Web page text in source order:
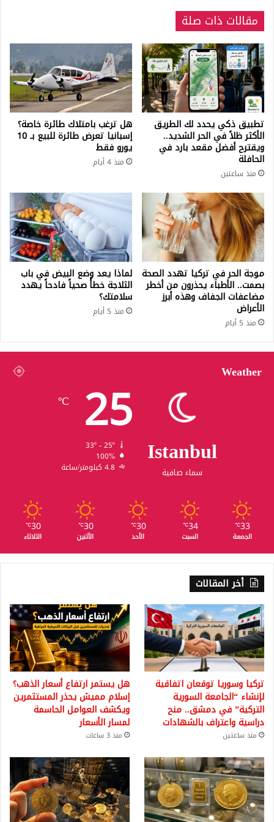
اليوم
الاثنين
مقالات ذات صلة
تطبيق ذكي يحدد لك الطريق
الأكثر ظلاً في الحر الشديد..
ويقترح أفضل مقعد بارد في
الحافلة
منذ ساعتين
هل ترغب بامتلاك طائرة خاصة؟
إسبانيا تعرض طائرة للبيع بـ 10
يورو فقط
منذ 4 أيام
موجة الحر في تركيا تهدد الصحة
بصمت.. الأطباء يحذرون من أخطر
مضاعفات الجفاف وهذه أبرز
الأعراض
منذ 5 أيام
لماذا يعد وضع البيض في باب
الثلاجة خطأً صحياً فادحاً يهدد
سلامتك؟
منذ 5 أيام
Weather
Istanbul
سماء صافية
25
℃
33º - 25º
100%
4.8 كيلومتر/ساعة
33
℃
الجمعة
34
℃
السبت
30
℃
الأحد
30
℃
الأثنين
30
℃
الثلاثاء
أخر المقالات
تركيا وسوريا توقعان اتفاقية
لإنشاء “الجامعة السورية
التركية” في دمشق.. منح
دراسية واعتراف بالشهادات
منذ ساعتين
هل يستمر ارتفاع أسعار الذهب؟
إسلام مميش يحذر المستثمرين
ويكشف العوامل الحاسمة
لمسار الأسعار
منذ 3 ساعات